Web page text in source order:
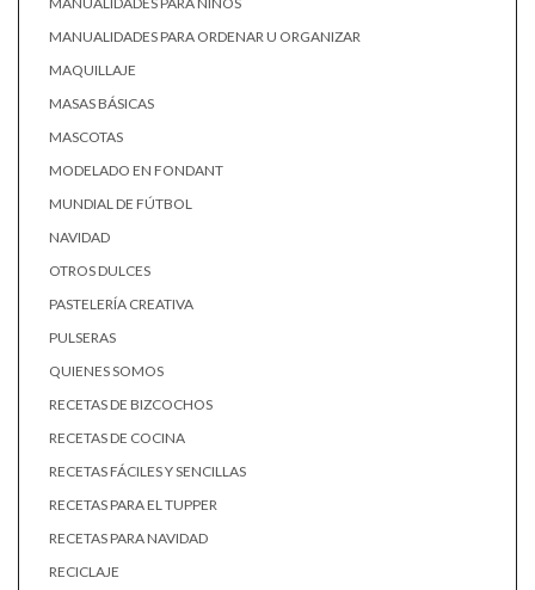
MANUALIDADES PARA ORDENAR U ORGANIZAR
MAQUILLAJE
MASAS BÁSICAS
MASCOTAS
MODELADO EN FONDANT
MUNDIAL DE FÚTBOL
NAVIDAD
OTROS DULCES
PASTELERÍA CREATIVA
PULSERAS
QUIENES SOMOS
RECETAS DE BIZCOCHOS
RECETAS DE COCINA
RECETAS FÁCILES Y SENCILLAS
RECETAS PARA EL TUPPER
RECETAS PARA NAVIDAD
RECICLAJE